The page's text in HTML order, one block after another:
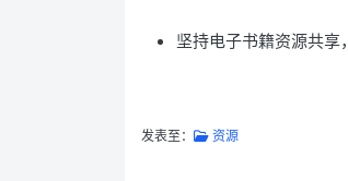
坚持电子书籍资源共享
发表至： 资源